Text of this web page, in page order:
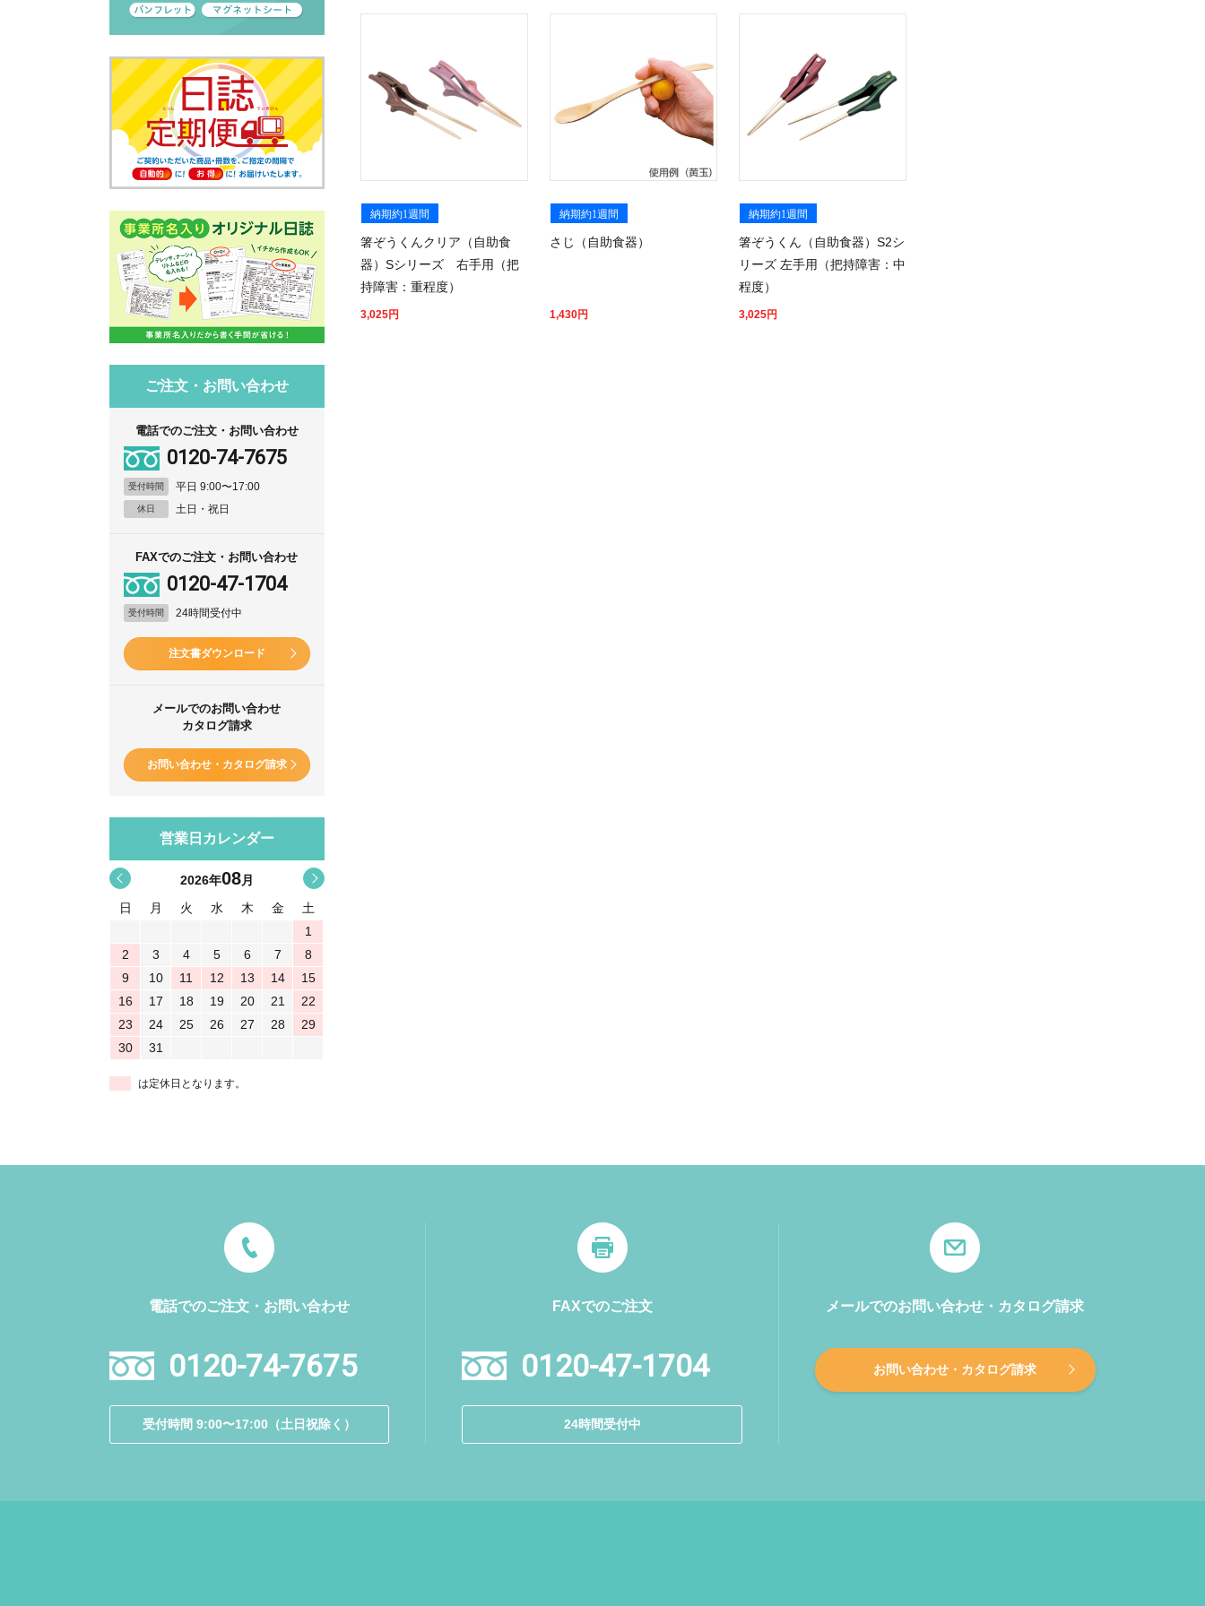
ご注文・お問い合わせ
電話でのご注文・お問い合わせ
0120-74-7675
受付時間 平日 9:00〜17:00
休日 土日・祝日
FAXでのご注文・お問い合わせ
0120-47-1704
受付時間 24時間受付中
注文書ダウンロード
メールでのお問い合わせ
カタログ請求
お問い合わせ・カタログ請求
営業日カレンダー
< >
2026年08月
日
月 火 水 木 金
土
1
2
3 4 5 6 7
8
9
10 11 12 13 14
15
16
17 18 19 20 21
22
23
24 25 26 27 28
29
30
31
は定休日となります。
納期約1週間
箸ぞうくんクリア（自助食
器）Sシリーズ 右手用（把
持障害：重程度）
3,025円
納期約1週間
さじ（自助食器）
1,430円
納期約1週間
箸ぞうくん（自助食器）S2シ
リーズ 左手用（把持障害：中
程度）
3,025円
電話でのご注文・お問い合わせ
0120-74-7675
受付時間 9:00〜17:00（土日祝除く）
FAXでのご注文
0120-47-1704
24時間受付中
メールでのお問い合わせ・カタログ請求
お問い合わせ・カタログ請求